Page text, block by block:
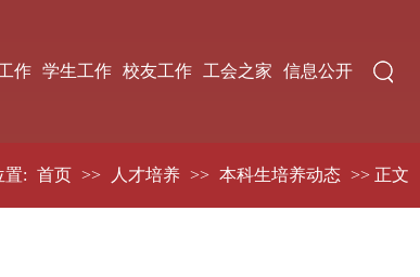
作 学生工作 校友工作 工会之家 信息公开
置: 首页 >> 人才培养 >> 本科生培养动态 >> 正文